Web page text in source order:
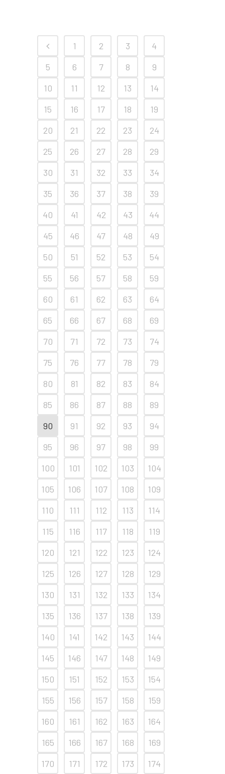
1 2 3
4
5
6 7 8
9
10
11 12 13
14
15
16 17 18
19
20
21 22 23
24
25
26 27 28
29
30
31 32 33
34
35
36 37 38
39
40
41 42 43
44
45
46 47 48
49
50
51 52 53
54
55
56 57 58
59
60
61 62 63
64
65
66 67 68
69
70
71 72 73
74
75
76 77 78
79
80
81 82 83
84
85
86 87 88
89
90
91 92 93
94
95
96 97 98
99
100
101 102 103
104
105
106 107 108
109
110
111 112 113
114
115
116 117 118
119
120
121 122 123
124
125
126 127 128
129
130
131 132 133
134
135
136 137 138
139
140
141 142 143
144
145
146 147 148
149
150
151 152 153
154
155
156 157 158
159
160
161 162 163
164
165
166 167 168
169
170
171 172 173
174